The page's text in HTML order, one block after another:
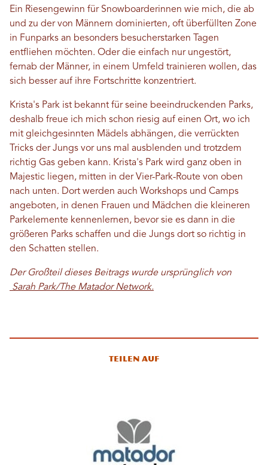
Ein Riesengewinn für Snowboarderinnen wie mich, die ab
und zu der von Männern dominierten, oft überfüllten Zone
in Funparks an besonders besucherstarken Tagen
entfliehen möchten. Oder die einfach nur ungestört,
fernab der Männer, in einem Umfeld trainieren wollen, das
sich besser auf ihre Fortschritte konzentriert.
Krista's Park ist bekannt für seine beeindruckenden Parks,
deshalb freue ich mich schon riesig auf einen Ort, wo ich
mit gleichgesinnten Mädels abhängen, die verrückten
Tricks der Jungs vor uns mal ausblenden und trotzdem
richtig Gas geben kann. Krista's Park wird ganz oben in
Majestic liegen, mitten in der Vier-Park-Route von oben
nach unten. Dort werden auch Workshops und Camps
angeboten, in denen Frauen und Mädchen die kleineren
Parkelemente kennenlernen, bevor sie es dann in die
größeren Parks schaffen und die Jungs dort so richtig in
den Schatten stellen.
Der Großteil dieses Beitrags wurde ursprünglich von
Sarah Park/The Matador Network.
Teilen auf